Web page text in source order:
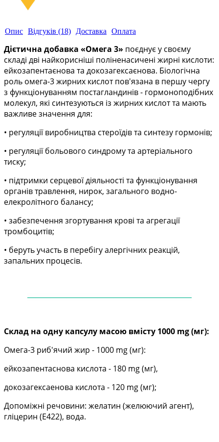
Опис Відгуків (18) Доставка Оплата
Дієтична добавка «Омега 3» поєднує у своєму
складі дві найкорисніші поліненасичені жирні кислоти:
ейкозапентаєнова та докозагексаєнова. Біологічна
роль омега-3 жирних кислот пов'язана в першу чергу
з функціонуванням постагландинів- гормоноподібних
молекул, які синтезуються із жирних кислот та мають
важливе значення для:
• регуляції виробництва стероїдів та синтезу гормонів;
• регуляції больового синдрому та артеріального
тиску;
• підтримки серцевої діяльності та функціонування
органів травлення, нирок, загального водно-
елекролітного балансу;
• забезпечення згортування крові та агрегації
тромбоцитів;
• беруть участь в перебігу алергічних реакцій,
запальних процесів.
—————————————————————
Склад на одну капсулу масою вмісту 1000 mg (мг):
Омега-3 риб'ячий жир - 1000 mg (мг):
ейкозапентаснова кислота - 180 mg (мг),
докозагексаенова кислота - 120 mg (мг);
Допоміжні речовини: желатин (желюючий агент),
гліцерин (Е422), вода.